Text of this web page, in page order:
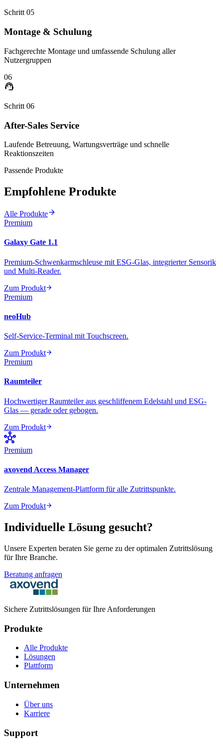
Schritt 05
Montage & Schulung
Fachgerechte Montage und umfassende Schulung aller
Nutzergruppen
06
support_agent
Schritt 06
After-Sales Service
Laufende Betreuung, Wartungsverträge und schnelle
Reaktionszeiten
Passende Produkte
Empfohlene Produkte
Alle Produktearrow_forward
Premium
Galaxy Gate 1.1
Premium-Schwenkarmschleuse mit ESG-Glas, integrierter Sensorik
und Multi-Reader.
Zum Produktarrow_forward
Premium
neoHub
Self-Service-Terminal mit Touchscreen.
Zum Produktarrow_forward
Premium
Raumteiler
Hochwertiger Raumteiler aus geschliffenem Edelstahl und ESG-
Glas — gerade oder gebogen.
Zum Produktarrow_forward
hub
Premium
axovend Access Manager
Zentrale Management-Plattform für alle Zutrittspunkte.
Zum Produktarrow_forward
Individuelle Lösung gesucht?
Unsere Experten beraten Sie gerne zu der optimalen Zutrittslösung
für Ihre Branche.
Beratung anfragen
Sichere Zutrittslösungen für Ihre Anforderungen
Produkte
Alle Produkte
Lösungen
Plattform
Unternehmen
Über uns
Karriere
Support